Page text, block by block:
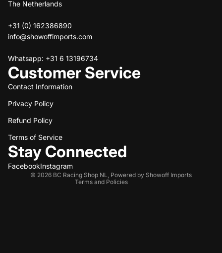
The Netherlands
+31 (0) 162386890
info@showoffimports.com
Whatsapp: +31 6 13196734
Customer Service
Contact Information
Privacy Policy
Refund Policy
Terms of Service
Stay Connected
FacebookInstagram
© 2026 BC Racing Shop NL
Powered by Showoff Imports
Terms and Policies
Refund policy
Privacy policy
Terms of service
Shipping policy
Contact information